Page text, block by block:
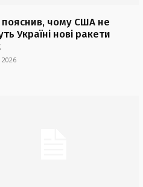
чому США не
Україні нові ракети